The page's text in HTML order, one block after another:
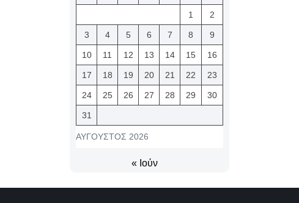
ΑΎΓΟΥΣΤΟΣ 2026
1 2
3 4 5 6 7 8 9
10 11 12 13 14 15 16
17 18 19 20 21 22 23
24 25 26 27 28 29 30
31
« Ιούν